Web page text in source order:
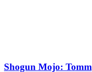
Shogun Mojo: